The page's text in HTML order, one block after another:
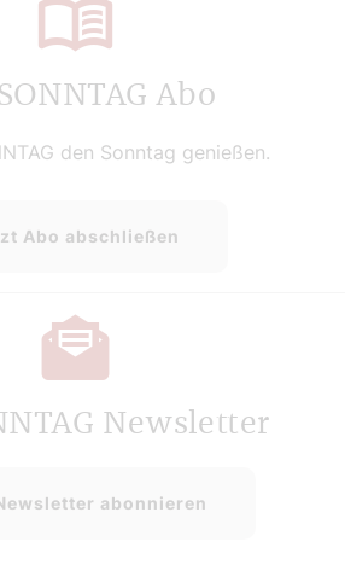
Abo
den Sonntag genießen.
Abo abschließen
Newsletter
abonnieren